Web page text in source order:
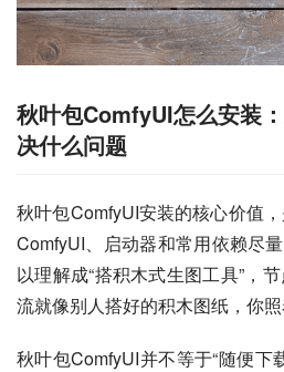
秋叶包ComfyUI怎么安装
决什么问题
秋叶包ComfyUI安装的核心价值
ComfyUI、启动器和常用依赖尽
以理解成“搭积木式生图工具”，
流就像别人搭好的积木图纸，你照
秋叶包ComfyUI并不等于“随便下